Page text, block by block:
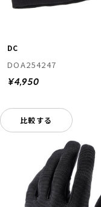
DC
DOA254247
¥4,950
比較する